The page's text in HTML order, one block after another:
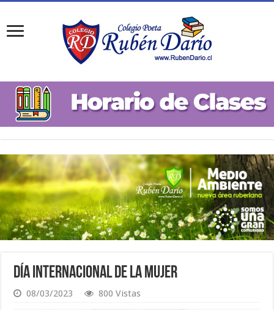
Día Internacional de la Mujer
08/03/2023 800 Vistas